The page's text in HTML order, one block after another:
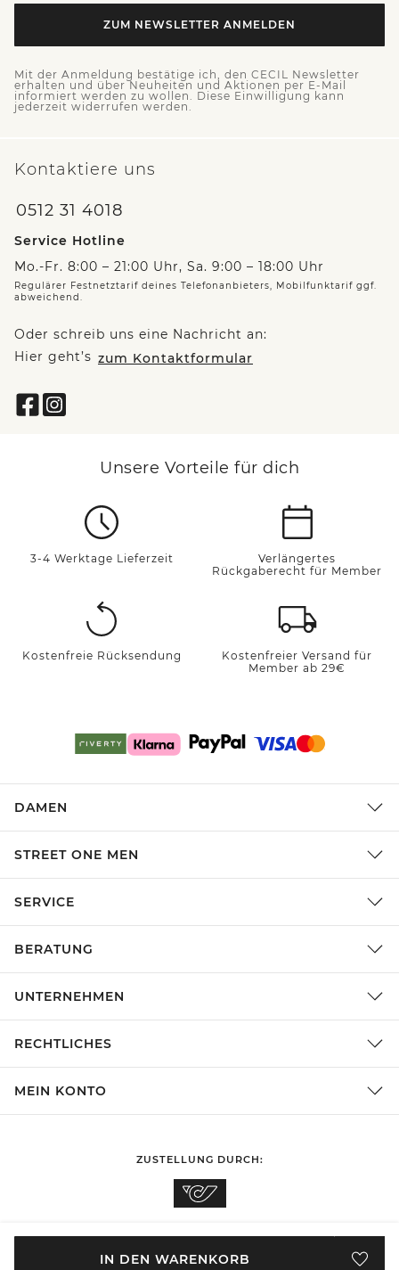
IN DEN WARENKORB
ZUM NEWSLETTER ANMELDEN
Mit der Anmeldung bestätige ich, den CECIL Newsletter
erhalten und über Neuheiten und Aktionen per E-Mail
informiert werden zu wollen. Diese Einwilligung kann
jederzeit widerrufen werden.
Kontaktiere uns
0512 31 4018
Service Hotline
Mo.-Fr. 8:00 – 21:00 Uhr, Sa. 9:00 – 18:00 Uhr
Regulärer Festnetztarif deines Telefonanbieters, Mobilfunktarif ggf.
abweichend.
Oder schreib uns eine Nachricht an:
Hier geht’s zum Kontaktformular
Unsere Vorteile für dich
3-4 Werktage Lieferzeit
Verlängertes
Rückgaberecht für Member
Kostenfreie Rücksendung
Kostenfreier Versand für
Member ab 29€
DAMEN
STREET ONE MEN
SERVICE
BERATUNG
UNTERNEHMEN
RECHTLICHES
MEIN KONTO
ZUSTELLUNG DURCH: